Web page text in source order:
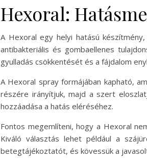
Hexoral:
A Hexoral egy helyi hatású
antibakteriális és gombaellenes
gyulladás csökkentését és a fájdalom
A Hexoral spray formájában kapható,
részére irányítjuk, majd a szert
hozzáadása a hatás eléréséhez.
Fontos megemlíteni, hogy a Hexoral
Kiváló választás lehet például a
betegtájékoztatót, és kövessük a